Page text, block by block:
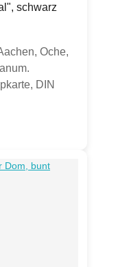
schwarz
Oche,
DIN
in